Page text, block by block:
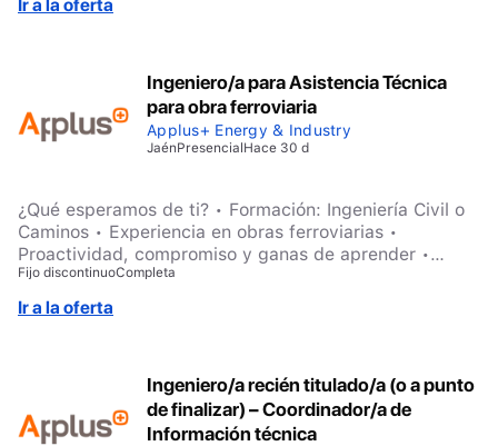
Ir a la oferta
Ingeniero/a para Asistencia Técnica
para obra ferroviaria
Applus+ Energy & Industry
JaénPresencialHace 30 d
¿Qué esperamos de ti? • Formación: Ingeniería Civil o
Caminos • Experiencia en obras ferroviarias •
Proactividad, compromiso y ganas de aprender •
Buenas habilidades de trabajo en equipo y autonomía
• Capacidad de adaptación y orientación a resultados
Fijo discontinuoCompleta
Ir a la oferta
Ingeniero/a recién titulado/a (o a punto
de finalizar) – Coordinador/a de
Información técnica